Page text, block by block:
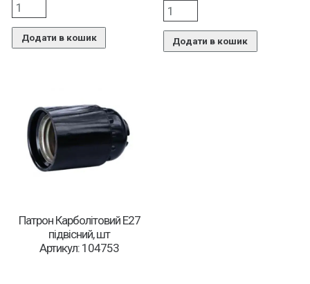
Додати в кошик Додати в кошик
Патрон Карболітовий Е27
підвісний, шт
Артикул: 104753